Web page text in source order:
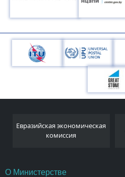
Евразийская экономическая
комиссия
О Министерстве